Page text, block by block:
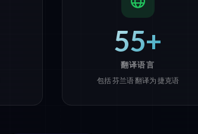
55+
翻译语言
包括 芬兰语 翻译为 捷克语